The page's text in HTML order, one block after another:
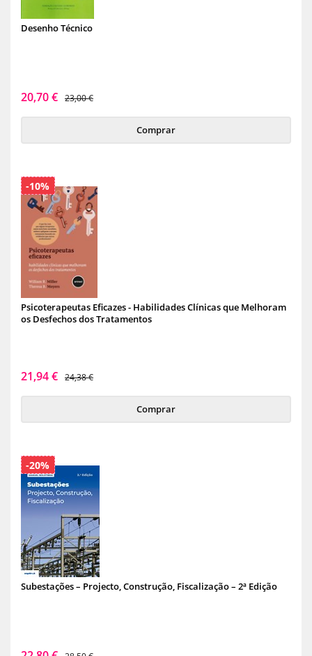
Desenho Técnico
20,70 € 23,00 €
Comprar
Psicoterapeutas Eficazes - Habilidades Clínicas que Melhoram
os Desfechos dos Tratamentos
21,94 € 24,38 €
Comprar
-10%
Subestações – Projecto, Construção, Fiscalização – 2ª Edição
-20%